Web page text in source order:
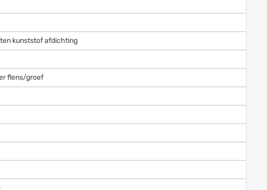
kunststof afdichting
flens/groef